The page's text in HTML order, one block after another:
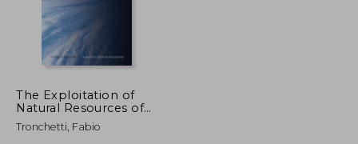
$ 21.59
The Exploitation of
Natural Resources of
the Moon and Other
Celestial Bodies: A
Tronchetti, Fabio